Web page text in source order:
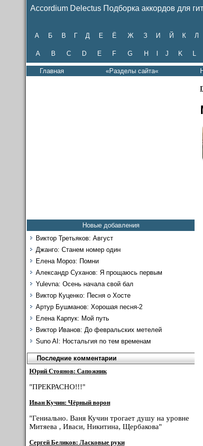
Accordium Delectus Подборка аккордов для
А Б В Г Д Е Ё Ж З И Й К Л
A B C D E F G H J K L
Главная «Разделы сайта«
Новые добавления
Виктор Третьяков: Август
Джанго: Станем номер один
Елена Мороз: Помни
Александр Суханов: Я прощаюсь первым
Yulevna: Осень начала свой бал
Виктор Куценко: Песня о Хосте
Артур Бушманов: Хорошая песня-2
Елена Карпук: Мой путь
Виктор Иванов: До февральских метелей
Suno AI: Ностальгия по тем временам
Последние комментарии
Юрий Стоянов: Сапожник
"ПРЕКРАСНО!!!"
Иван Кучин: Чёрный ворон
"Гениально. Ваня Кучин трогает душу на уровне
Митяева , Иваси, Никитина, Щербакова"
Сергей Беликов: Ласковые руки